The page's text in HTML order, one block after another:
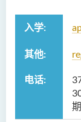
入学:
其他:
电话: